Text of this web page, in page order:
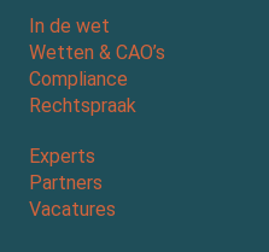
In de wet
Wetten & CAO’s
Compliance
Rechtspraak
Experts
Partners
Vacatures